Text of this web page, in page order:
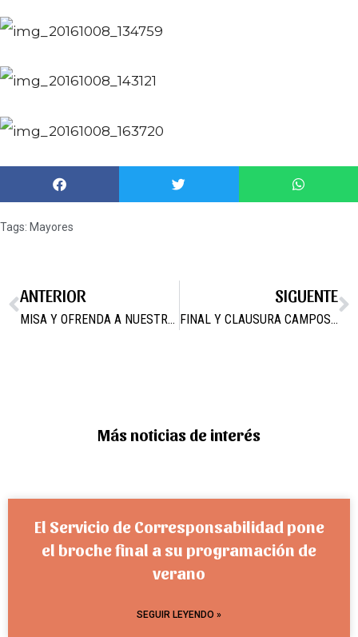
Tags: Mayores
ANTERIOR
MISA Y OFRENDA A NUESTRA PATRONA LA VIRGEN DEL ROSARIO
SIGUENTE
FINAL Y CLAUSURA CAMPOS JOVEN 2016
Más noticias de interés
El Servicio de Corresponsabilidad pone
el broche final a su programación de
verano
SEGUIR LEYENDO »